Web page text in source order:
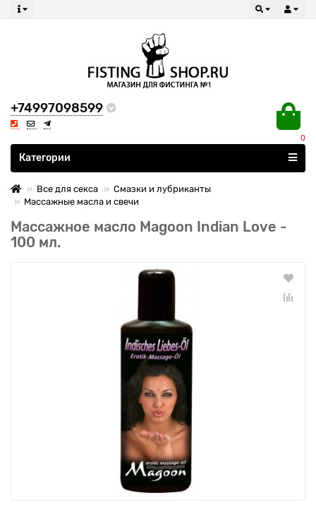
+74997098599
0
Все категории
Категории
Все для секса
Смазки и лубриканты
Массажные масла и свечи
Массажное масло Magoon Indian Love -
100 мл.